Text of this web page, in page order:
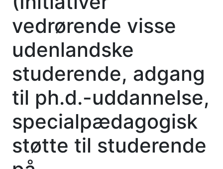
vedrørende visse
udenlandske
studerende, adgang
til ph.d.-uddannelse,
specialpædagogisk
støtte til studerende